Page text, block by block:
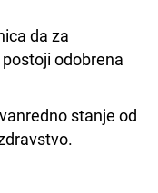
da za
odobrena
stanje od